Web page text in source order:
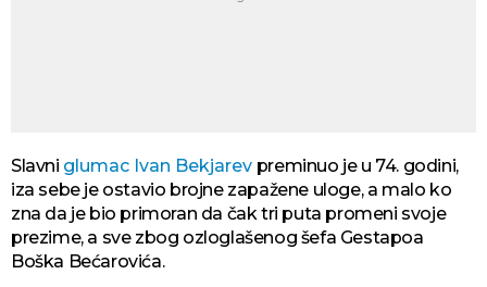
Slavni glumac Ivan Bekjarev preminuo je u 74. godini,
iza sebe je ostavio brojne zapažene uloge, a malo ko
zna da je bio primoran da čak tri puta promeni svoje
prezime, a sve zbog ozloglašenog šefa Gestapoa
Boška Bećarovića.